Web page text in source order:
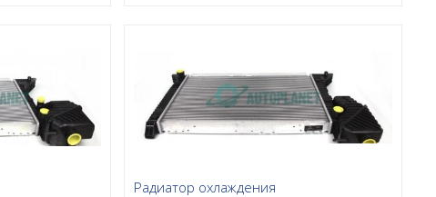
Радиатор охлаждения